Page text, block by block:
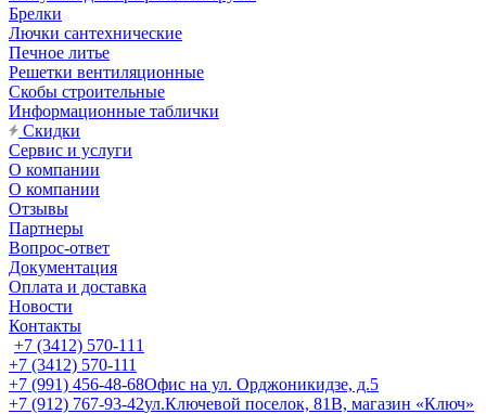
Брелки
Лючки сантехнические
Печное литье
Решетки вентиляционные
Скобы строительные
Информационные таблички
Скидки
Сервис и услуги
О компании
О компании
Отзывы
Партнеры
Вопрос-ответ
Документация
Оплата и доставка
Новости
Контакты
+7 (3412) 570-111
+7 (3412) 570-111
+7 (991) 456-48-68Офис на ул. Орджоникидзе, д.5
+7 (912) 767-93-42ул.Ключевой поселок, 81В, магазин «Ключ»